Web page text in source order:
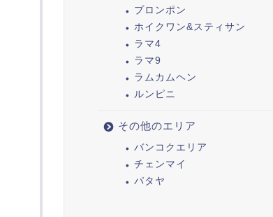
プロンポン
ホイクワン&スティサン
ラマ4
ラマ9
ラムカムヘン
ルンピニ
その他のエリア
バンコクエリア
チェンマイ
パタヤ